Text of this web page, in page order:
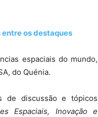
os destaques
espaciais do mundo,
do Quénia.
de discussão e tópicos
Espaciais, Inovação e